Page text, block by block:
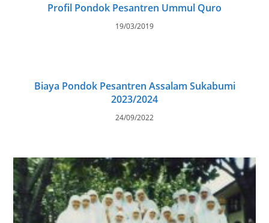
Profil Pondok Pesantren Ummul Quro
19/03/2019
Biaya Pondok Pesantren Assalam Sukabumi
2023/2024
24/09/2022